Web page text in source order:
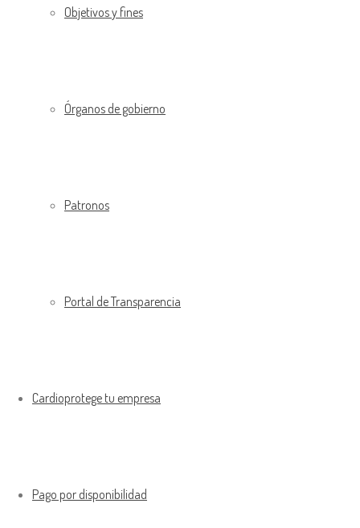
Objetivos y fines
Órganos de gobierno
Patronos
Portal de Transparencia
Cardioprotege tu empresa
Pago por disponibilidad